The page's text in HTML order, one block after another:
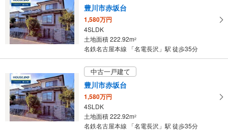
豊川市赤坂台
1,580万円
4SLDK
土地面積 222.92m2
名鉄名古屋本線 「名電長沢」駅 徒歩35分
中古一戸建て
豊川市赤坂台
1,580万円
4SLDK
土地面積 222.92m2
名鉄名古屋本線 「名電長沢」駅 徒歩35分